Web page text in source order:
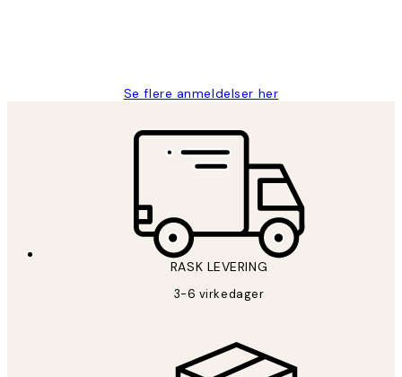
Se flere anmeldelser her
RASK LEVERING
3-6 virkedager